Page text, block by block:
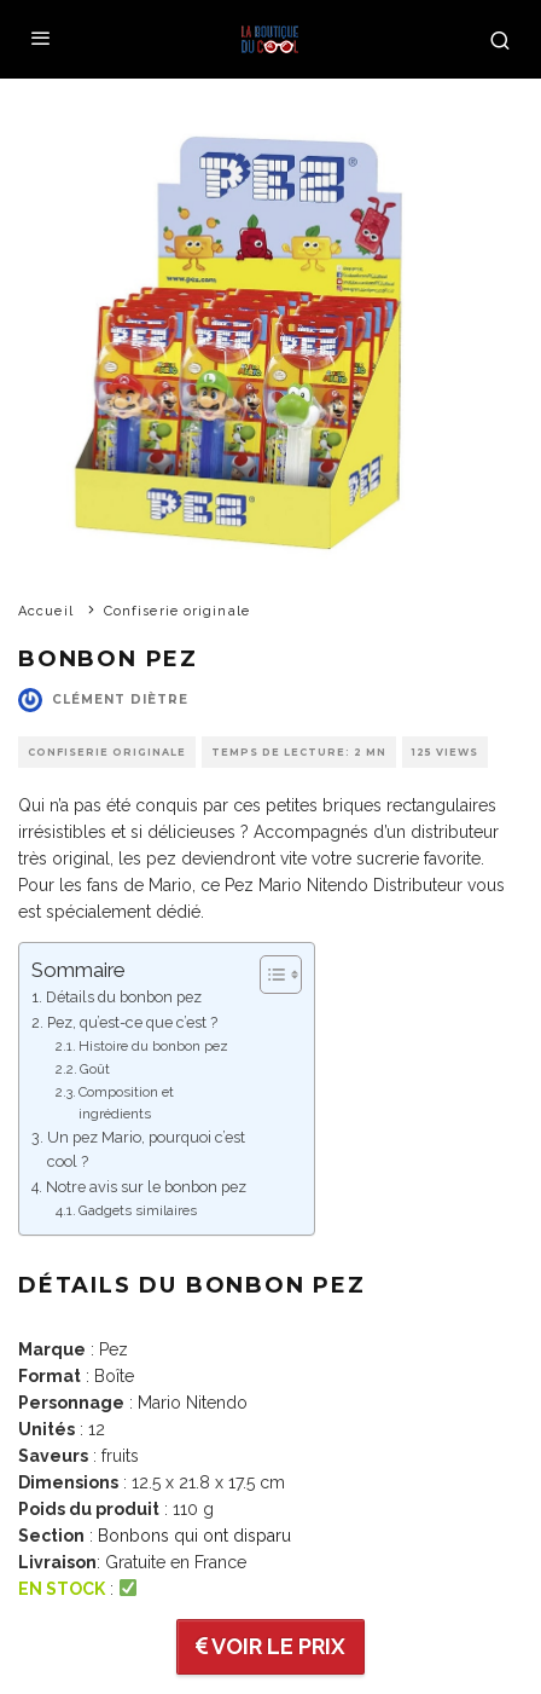
Accueil Confiserie originale
BONBON PEZ
CLÉMENT DIÈTRE
CONFISERIE ORIGINALE TEMPS DE LECTURE: 2 MN 125 VIEWS
Qui n’a pas été conquis par ces petites briques rectangulaires
irrésistibles et si délicieuses ? Accompagnés d’un distributeur
très original, les pez deviendront vite votre sucrerie favorite.
Pour les fans de Mario, ce Pez Mario Nitendo Distributeur vous
est spécialement dédié.
Sommaire
Détails du bonbon pez
Pez, qu’est-ce que c’est ?
Histoire du bonbon pez
Goût
Composition et
ingrédients
Un pez Mario, pourquoi c’est
cool ?
Notre avis sur le bonbon pez
Gadgets similaires
DÉTAILS DU BONBON PEZ
Marque : Pez
Format : Boîte
Personnage : Mario Nitendo
Unités : 12
Saveurs : fruits
Dimensions : 12.5 x 21.8 x 17.5 cm
Poids du produit : 110 g
Section : Bonbons qui ont disparu
Livraison: Gratuite en France
EN STOCK :
VOIR LE PRIX